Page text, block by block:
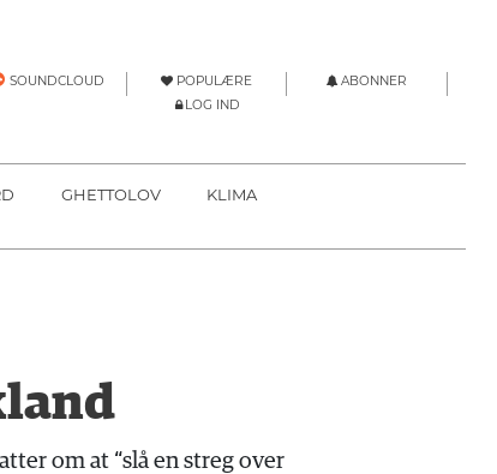
SOUNDCLOUD POPULÆRE
ABONNER
LOG IND
GHETTOLOV
KLIMA
om at “slå en streg over